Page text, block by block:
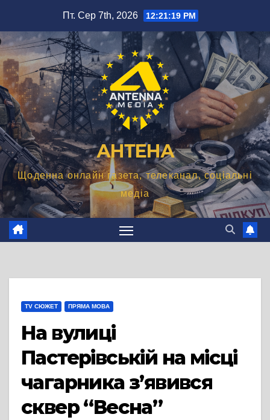
вмісту
Пт. Сер 7th, 2026 12:21:20 PM
АНТЕНА
Щоденна онлайн газета, телеканал, соціальні
медіа
TV СЮЖЕТ ПРЯМА МОВА
На вулиці
Пастерівській на місці
чагарника з’явився
сквер “Весна”